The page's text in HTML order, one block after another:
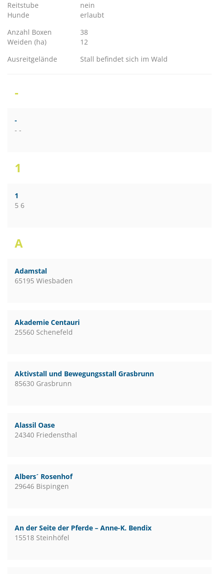
Reitstube
nein
Hunde
erlaubt
Anzahl Boxen
38
Weiden (ha)
12
Ausreitgelände
Stall befindet sich im Wald
-
-
- -
1
1
5 6
A
Adamstal
65195 Wiesbaden
Akademie Centauri
25560 Schenefeld
Aktivstall und Bewegungsstall Grasbrunn
85630 Grasbrunn
Alassil Oase
24340 Friedensthal
Albers´ Rosenhof
29646 Bispingen
An der Seite der Pferde – Anne-K. Bendix
15518 Steinhöfel